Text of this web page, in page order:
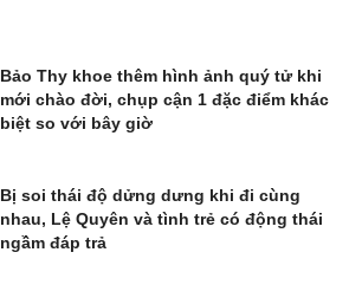
Bảo Thy khoe thêm hình ảnh quý tử khi
mới chào đời, chụp cận 1 đặc điểm khác
biệt so với bây giờ
Bị soi thái độ dửng dưng khi đi cùng
nhau, Lệ Quyên và tình trẻ có động thái
ngầm đáp trả